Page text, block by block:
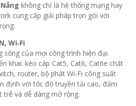
không chỉ là hệ thống mạng hay
cung cấp giải pháp trọn gói với
Wi‑Fi
sống của mọi công trình hiện đại.
khai: kéo cáp Cat5, Cat6, Cat6e chất
router, bộ phát Wi-Fi công suất
định với tốc độ truyền tải cao, đảm
trễ và dễ dàng mở rộng.